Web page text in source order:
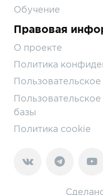
Обучение
Правовая
О проекте
Политика
базы
Политика cookie